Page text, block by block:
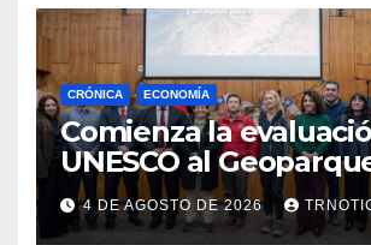
CRÓNICA ECONOMÍA
Comienza la
UNESCO al
Aspirante Pillanmapu
Maule
4 DE AGOSTO DE 2026